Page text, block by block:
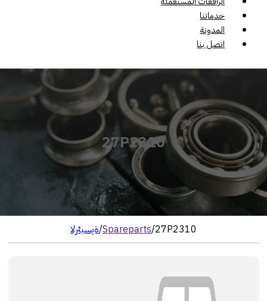
خدماتنا
المدونة
اتصل بنا
27P2310
الرئيسية/Spareparts/27P2310